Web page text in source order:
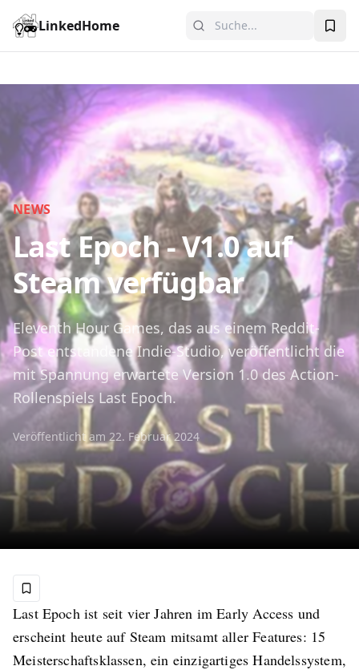
LinkedHome
NEWS
Last Epoch - V1.0 auf
Steam verfügbar
Eleventh Hour Games, das aus einem Reddit-
Post entstandene Indie-Studio, veröffentlicht die
mit Spannung erwartete Version 1.0 des Action-
Rollenspiels Last Epoch.
Veröffentlicht am 22. Februar 2024
Last Epoch ist seit vier Jahren im Early Access und
erscheint heute auf Steam mitsamt aller Features: 15
Meisterschaftsklassen, ein einzigartiges Handelssystem,